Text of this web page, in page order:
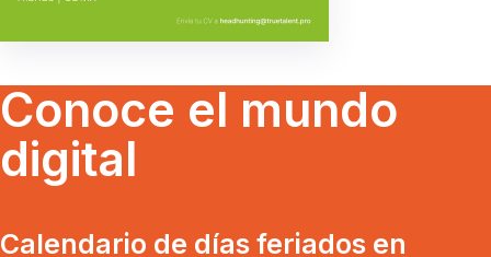
Conoce el mundo
digital
Calendario de días feriados en